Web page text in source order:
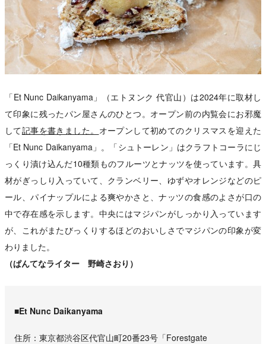
「Et Nunc Daikanyama」（エトヌンク 代官山）は2024年に取材し
て印象に残ったパン屋さんのひとつ。オープン前の内覧会にお邪魔
して記事を書きました。 オープンして初めてのクリスマスを迎えた
「Et Nunc Daikanyama」。「シュトーレン」はクラフトコーラにじ
っくり漬け込んだ10種類ものフルーツとナッツを使っています。具
材がぎっしり入っていて、クランベリー、ゆずやオレンジなどのピ
ール、パイナップルによる爽やかさと、ナッツの食感のよさが口の
中で存在感を示します。中央にはマジパンがしっかり入っています
が、これがまたびっくりするほどのおいしさでマジパンの印象が変
わりました。
（ぱんてなライター 野崎さおり）
■Et Nunc Daikanyama
住所
東京都渋谷区代官山町20番23号「Forestgate